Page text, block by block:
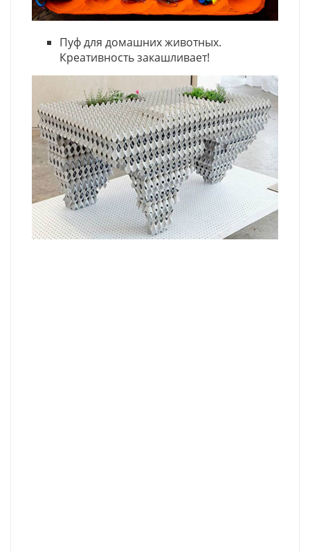
Пуф для домашних животных.
Креативность закашливает!